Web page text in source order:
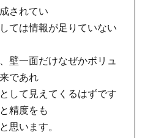
されてい
ては情報が足りていない
壁一面だけなぜかボリュ
であれ
して見えてくるはずです
精度をも
思います。